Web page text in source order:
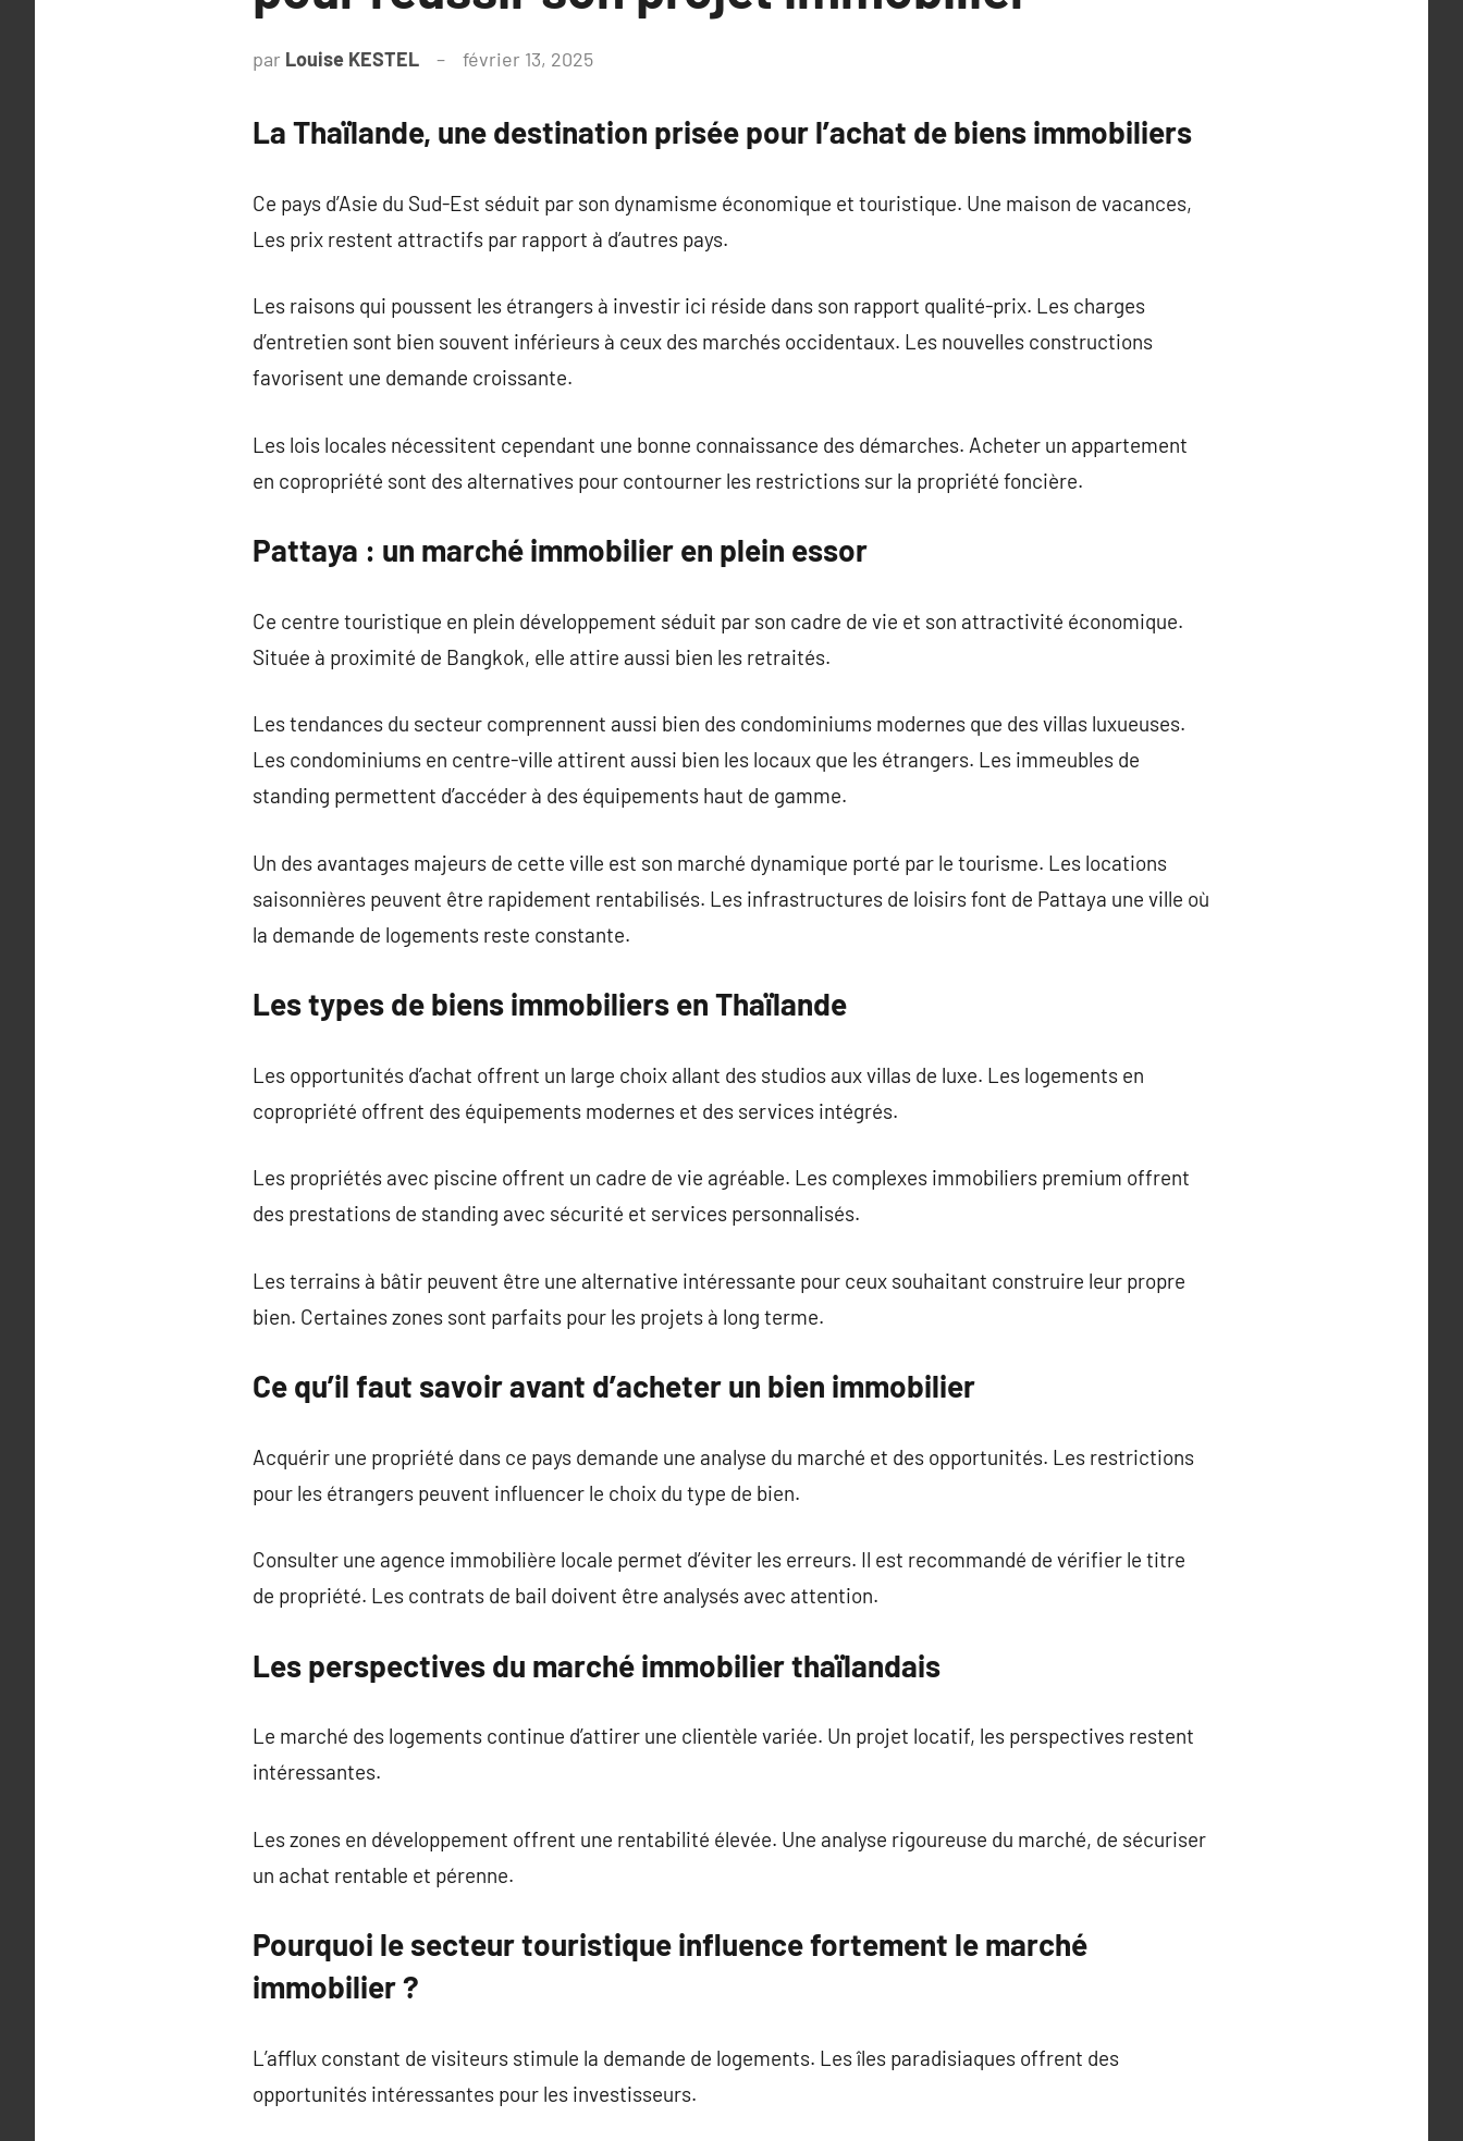
par Louise KESTEL février 13, 2025
La Thaïlande, une destination prisée pour l’achat de biens immobiliers
Ce pays d’Asie du Sud-Est séduit par son dynamisme économique et touristique. Une maison de vacances,
Les prix restent attractifs par rapport à d’autres pays.
Les raisons qui poussent les étrangers à investir ici réside dans son rapport qualité-prix. Les charges
d’entretien sont bien souvent inférieurs à ceux des marchés occidentaux. Les nouvelles constructions
favorisent une demande croissante.
Les lois locales nécessitent cependant une bonne connaissance des démarches. Acheter un appartement
en copropriété sont des alternatives pour contourner les restrictions sur la propriété foncière.
Pattaya : un marché immobilier en plein essor
Ce centre touristique en plein développement séduit par son cadre de vie et son attractivité économique.
Située à proximité de Bangkok, elle attire aussi bien les retraités.
Les tendances du secteur comprennent aussi bien des condominiums modernes que des villas luxueuses.
Les condominiums en centre-ville attirent aussi bien les locaux que les étrangers. Les immeubles de
standing permettent d’accéder à des équipements haut de gamme.
Un des avantages majeurs de cette ville est son marché dynamique porté par le tourisme. Les locations
saisonnières peuvent être rapidement rentabilisés. Les infrastructures de loisirs font de Pattaya une ville où
la demande de logements reste constante.
Les types de biens immobiliers en Thaïlande
Les opportunités d’achat offrent un large choix allant des studios aux villas de luxe. Les logements en
copropriété offrent des équipements modernes et des services intégrés.
Les propriétés avec piscine offrent un cadre de vie agréable. Les complexes immobiliers premium offrent
des prestations de standing avec sécurité et services personnalisés.
Les terrains à bâtir peuvent être une alternative intéressante pour ceux souhaitant construire leur propre
bien. Certaines zones sont parfaits pour les projets à long terme.
Ce qu’il faut savoir avant d’acheter un bien immobilier
Acquérir une propriété dans ce pays demande une analyse du marché et des opportunités. Les restrictions
pour les étrangers peuvent influencer le choix du type de bien.
Consulter une agence immobilière locale permet d’éviter les erreurs. Il est recommandé de vérifier le titre
de propriété. Les contrats de bail doivent être analysés avec attention.
Les perspectives du marché immobilier thaïlandais
Le marché des logements continue d’attirer une clientèle variée. Un projet locatif, les perspectives restent
intéressantes.
Les zones en développement offrent une rentabilité élevée. Une analyse rigoureuse du marché, de sécuriser
un achat rentable et pérenne.
Pourquoi le secteur touristique influence fortement le marché
immobilier ?
L’afflux constant de visiteurs stimule la demande de logements. Les îles paradisiaques offrent des
opportunités intéressantes pour les investisseurs.